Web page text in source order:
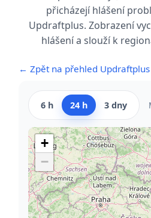
přicházejí hlášení
Updraftplus. Zobrazení
hlášení a slouží k
← Zpět na přehled Updraftplus
6 h 24 h 3 dny
+
−